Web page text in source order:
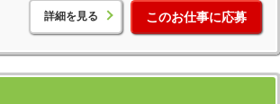
詳細を見る このお仕事に応募